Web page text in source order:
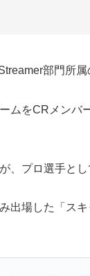
部門所属
ムをCRメンバ
、プロ選手と
出場した「ス